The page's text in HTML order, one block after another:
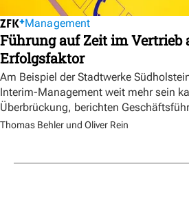
Management
Führung auf Zeit im Vertrieb
Erfolgsfaktor
Am Beispiel der Stadtwerke
Interim-Management weit mehr sein
Überbrückung, berichten
Thomas Behler und Oliver Rein